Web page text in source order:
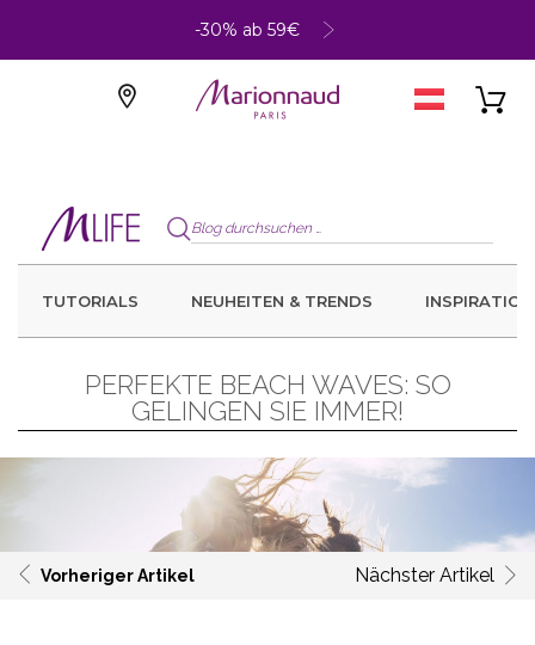
-30% ab 59€
TUTORIALS NEUHEITEN & TRENDS INSPIRATION
PERFEKTE BEACH WAVES: SO
GELINGEN SIE IMMER!
Vorheriger Artikel Nächster Artikel